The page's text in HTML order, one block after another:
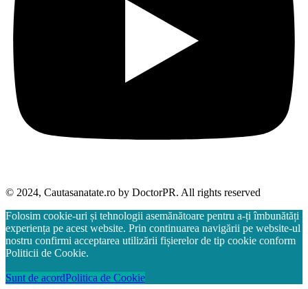
© 2024, Cautasanatate.ro by DoctorPR. All rights reserved
Folosim cookie-uri și tehnologii asemănătoare pentru a-ți îmbunătăți
experiența pe acest website. Prin continuarea navigării pe website-ul
nostru confirmi acceptarea utilizării fișierelor de tip cookie conform
Politicii de Cookie.
Sunt de acordPolitica de Cookie